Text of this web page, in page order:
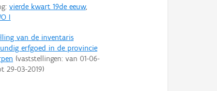
vierde kwart 19de eeuw,
I
van de inventaris
erfgoed in de provincie
(vaststellingen: van 01-06-
29-03-2019)